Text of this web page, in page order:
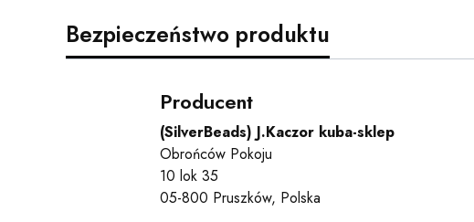
Bezpieczeństwo produktu
Producent
(SilverBeads) J.Kaczor kuba-sklep
Obrońców Pokoju
10 lok 35
05-800 Pruszków, Polska